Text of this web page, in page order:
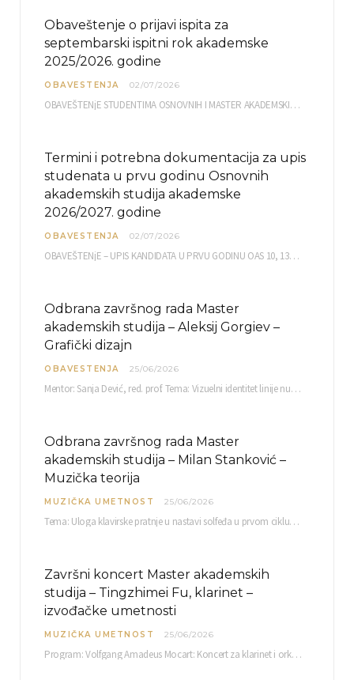
Obaveštenje o prijavi ispita za
septembarski ispitni rok akademske
2025/2026. godine
OBAVESTENJA 02/07/2026
OBAVEŠTENjE STUDENTIMA OSNOVNIH I MASTER AKADEMSKIH STUDIJA ELEKTRONSKA PRIJAVA ISPITA za septembarski ispitni rok za…
Termini i potrebna dokumentacija za upis
studenata u prvu godinu Osnovnih
akademskih studija akademske
2026/2027. godine
OBAVESTENJA 02/07/2026
OBAVEŠTENjE – UPIS KANDIDATA U PRVU GODINU OAS 10, 13, 14, 15. i…
Odbrana završnog rada Master
akademskih studija – Aleksij Gorgiev –
Grafički dizajn
OBAVESTENJA 25/06/2026
Mentor: Sanja Dević, red. prof. Tema: Vizuelni identitet linije nutricionističkih proizvoda Vita+: Od ambalaže do multimedijalne komunikacije Petak, 03. 07.…
Odbrana završnog rada Master
akademskih studija – Milan Stanković –
Muzička teorija
MUZIČKA UMETNOST 25/06/2026
Tema: Uloga klavirske pratnje u nastavi solfeđa u prvom ciklusu osnovne muzičke škole Mentor…
Završni koncert Master akademskih
studija – Tingzhimei Fu, klarinet –
izvođačke umetnosti
MUZIČKA UMETNOST 25/06/2026
Program: Volfgang Amadeus Mocart: Koncert za klarinet i orkestar, A-dur Mentor Miloš Mijatović, redovni profesor…